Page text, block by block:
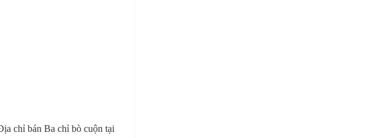
chỉ bán Ba chỉ bò cuộn tại